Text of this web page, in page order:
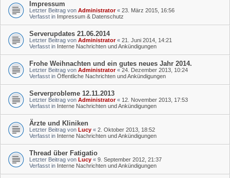
Impressum
Letzter Beitrag von Administrator« 23. März 2015, 16:56
Verfasst in Impressum & Datenschutz
Serverupdates 21.06.2014
Letzter Beitrag von Administrator« 21. Juni 2014, 14:21
Verfasst in Interne Nachrichten und Ankündigungen
Frohe Weihnachten und ein gutes neues Jahr 2014.
Letzter Beitrag von Administrator« 24. Dezember 2013, 10:24
Verfasst in Öffentliche Nachrichten und Ankündigungen
Serverprobleme 12.11.2013
Letzter Beitrag von Administrator« 12. November 2013, 17:53
Verfasst in Interne Nachrichten und Ankündigungen
Ärzte und Kliniken
Letzter Beitrag von Lucy « 2. Oktober 2013, 18:52
Verfasst in Interne Nachrichten und Ankündigungen
Thread über Fatigatio
Letzter Beitrag von Lucy « 9. September 2012, 21:37
Verfasst in Interne Nachrichten und Ankündigungen